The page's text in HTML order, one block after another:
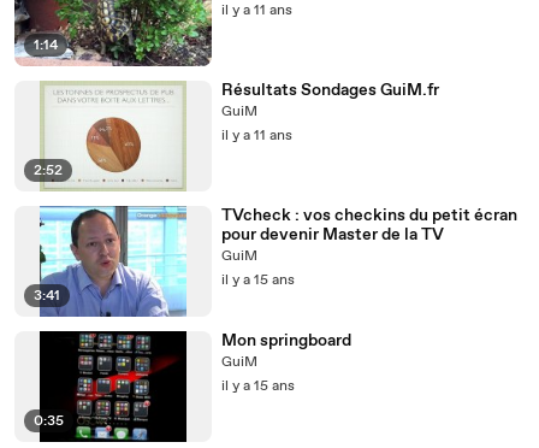
1:14
il y a 11 ans
2:52
Résultats Sondages GuiM.fr
GuiM
il y a 11 ans
3:41
TVcheck : vos checkins du petit écran
pour devenir Master de la TV
GuiM
il y a 15 ans
0:35
Mon springboard
GuiM
il y a 15 ans